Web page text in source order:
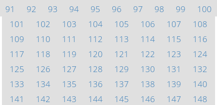
91
92 93 94 95 96 97 98 99
100
101
102 103 104 105 106 107
108
109
110 111 112 113 114 115
116
117
118 119 120 121 122 123
124
125
126 127 128 129 130 131
132
133
134 135 136 137 138 139
140
141
142 143 144 145 146 147
148